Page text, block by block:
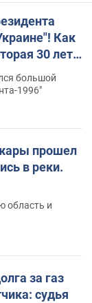
Как
30 лет
большой
1996"
прошел
в реки.
область и
за газ
судья